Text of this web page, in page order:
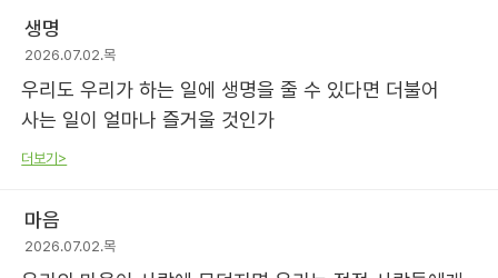
생명
2026.07.02.목
우리도 우리가 하는 일에 생명을 줄 수 있다면 더불어
사는 일이 얼마나 즐거울 것인가
더보기>
마음
2026.07.02.목